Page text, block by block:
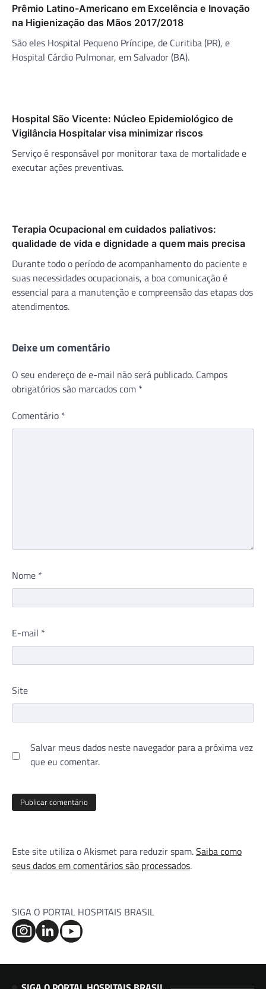
Prêmio Latino-Americano em Excelência e Inovação
na Higienização das Mãos 2017/2018
São eles Hospital Pequeno Príncipe, de Curitiba (PR), e
Hospital Cárdio Pulmonar, em Salvador (BA).
Hospital São Vicente: Núcleo Epidemiológico de
Vigilância Hospitalar visa minimizar riscos
Serviço é responsável por monitorar taxa de mortalidade e
executar ações preventivas.
Terapia Ocupacional em cuidados paliativos:
qualidade de vida e dignidade a quem mais precisa
Durante todo o período de acompanhamento do paciente e
suas necessidades ocupacionais, a boa comunicação é
essencial para a manutenção e compreensão das etapas dos
atendimentos.
Deixe um comentário
O seu endereço de e-mail não será publicado. Campos
obrigatórios são marcados com *
Comentário *
Nome *
E-mail *
Site
Salvar meus dados neste navegador para a próxima vez
que eu comentar.
Este site utiliza o Akismet para reduzir spam.Saiba como
seus dados em comentários são processados.
SIGA O PORTAL HOSPITAIS BRASIL